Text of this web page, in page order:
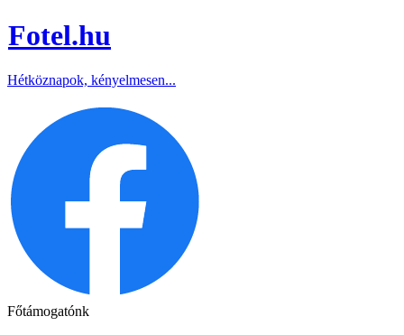
Fotel.hu
Hétköznapok, kényelmesen...
Főtámogatónk